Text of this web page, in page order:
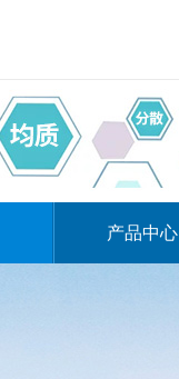
产品中心